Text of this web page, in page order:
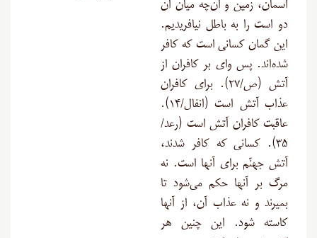
آسمان، زمین و آن‌چه میان آن
دو است را به باطل نیافریدیم.
این گمان کسانی است که کافر
شده‌اند. پس وای بر کافران از
آتش (ص/۲۷). برای کافران
عذاب آتش است (انفال/۱۴).
عاقبت کافران آتش است (رعد/
۳۵). کسانی که کافر شدند،
آتش جهنّم برای آنها است. نه
مرگ بر آنها حکم می‌شود تا
بمیرند و نه عذاب آن، از آنها
کاسته شود. این چنین هر